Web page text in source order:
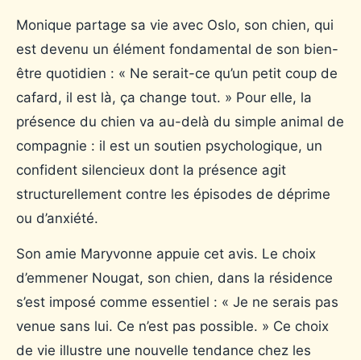
Monique partage sa vie avec Oslo, son chien, qui
est devenu un élément fondamental de son bien-
être quotidien : « Ne serait-ce qu’un petit coup de
cafard, il est là, ça change tout. » Pour elle, la
présence du chien va au-delà du simple animal de
compagnie : il est un soutien psychologique, un
confident silencieux dont la présence agit
structurellement contre les épisodes de déprime
ou d’anxiété.
Son amie Maryvonne appuie cet avis. Le choix
d’emmener Nougat, son chien, dans la résidence
s’est imposé comme essentiel : « Je ne serais pas
venue sans lui. Ce n’est pas possible. » Ce choix
de vie illustre une nouvelle tendance chez les